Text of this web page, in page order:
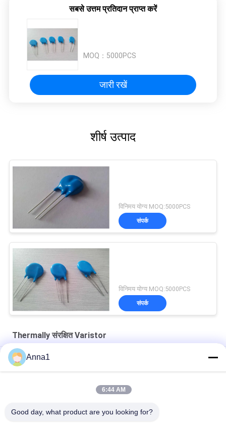
सबसे उत्तम प्रतिदान प्राप्त करें
MOQ： 5000PCS
जारी रखें
शीर्ष उत्पाद
विनिमय योग्य MOQ:5000PCS
संपर्क
विनिमय योग्य MOQ:5000PCS
संपर्क
Thermally संरक्षित Varistor
उच्च वोल्टेज धातु ऑक्साइड Varistor थर्मली संरक्षित 95 Acrms
Anna1
6:44 AM
Good day, what product are you looking for?